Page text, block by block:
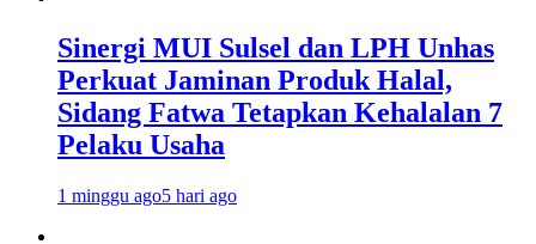
Sinergi MUI Sulsel dan LPH Unhas
Perkuat Jaminan Produk Halal,
Sidang Fatwa Tetapkan Kehalalan 7
Pelaku Usaha
1 minggu ago5 hari ago